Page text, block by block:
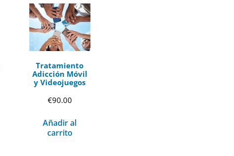
Tratamiento
Adicción Móvil
y Videojuegos
€90.00
Añadir al
carrito